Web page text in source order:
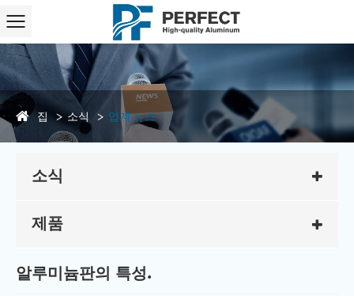
집 소식 업계 뉴스
소식
제품
알루미늄판의 특성.